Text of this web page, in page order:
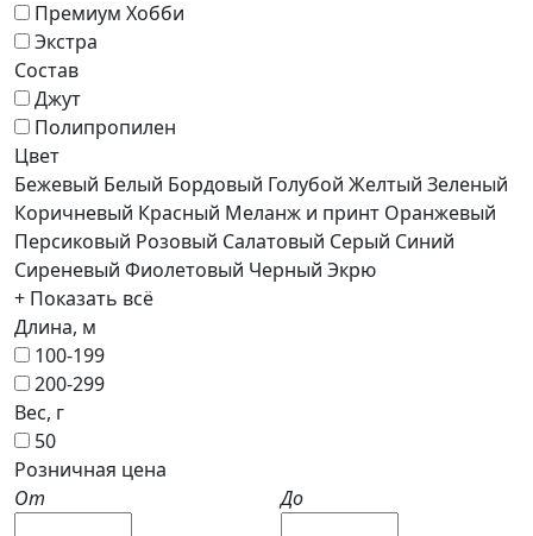
Премиум Хобби
Экстра
Состав
Джут
Полипропилен
Цвет
Бежевый Белый Бордовый Голубой Желтый Зеленый
Коричневый Красный Меланж и принт Оранжевый
Персиковый Розовый Салатовый Серый Синий
Сиреневый Фиолетовый Черный Экрю
+ Показать всё
Длина, м
100-199
200-299
Вес, г
50
Розничная цена
От
До